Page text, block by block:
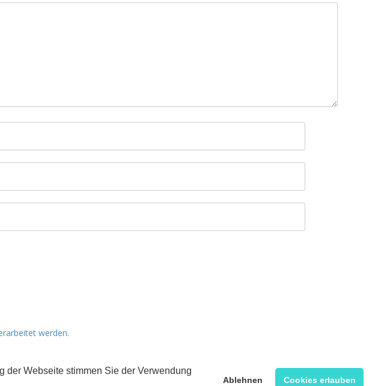
der Webseite stimmen Sie der Verwendung
Ablehnen Cookies erlauben
werden.